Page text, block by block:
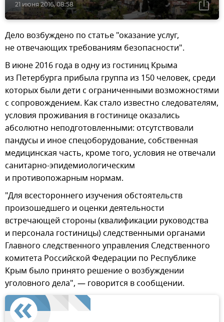
21 июня 2016, 08:58
Дело возбуждено по статье "оказание услуг,
не отвечающих требованиям безопасности".
В июне 2016 года в одну из гостиниц Крыма
из Петербурга прибыла группа из 150 человек, среди
которых были дети с ограниченными возможностями
с сопровождением. Как стало известно следователям,
условия проживания в гостинице оказались
абсолютно неподготовленными: отсутствовали
пандусы и иное спецоборудование, собственная
медицинская часть, кроме того, условия не отвечали
санитарно-эпидемиологическим
и противопожарным нормам.
"Для всестороннего изучения обстоятельств
произошедшего и оценки деятельности
встречающей стороны (квалификации руководства
и персонала гостиницы) следственными органами
Главного следственного управления Следственного
комитета Российской Федерации по Республике
Крым было принято решение о возбуждении
уголовного дела", — говорится в сообщении.